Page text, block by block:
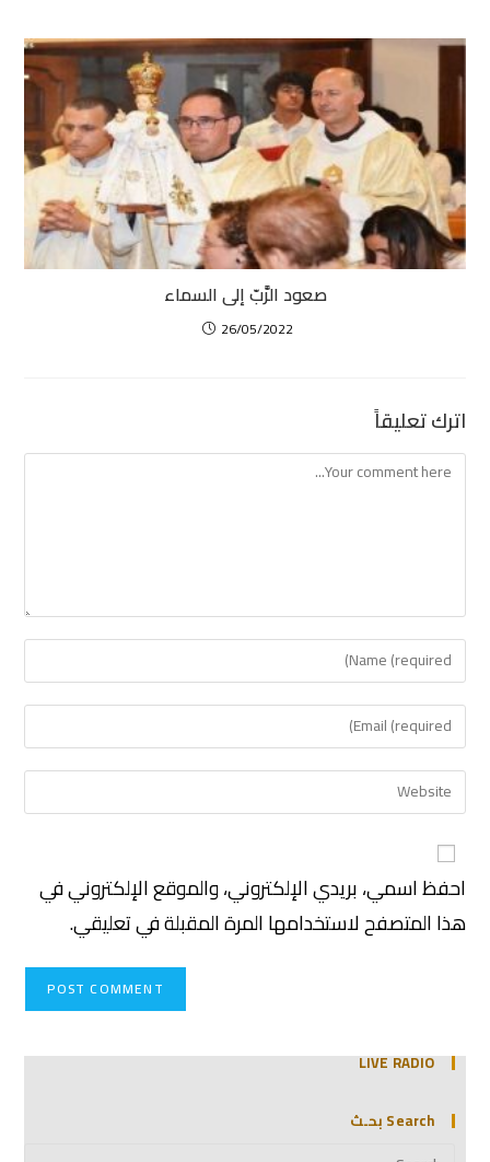
صعود الرَّبّ إلى السماء
26/05/2022
اترك تعليقاً
احفظ اسمي، بريدي الإلكتروني، والموقع الإلكتروني في
هذا المتصفح لاستخدامها المرة المقبلة في تعليقي.
LIVE RADIO
Search بحـث